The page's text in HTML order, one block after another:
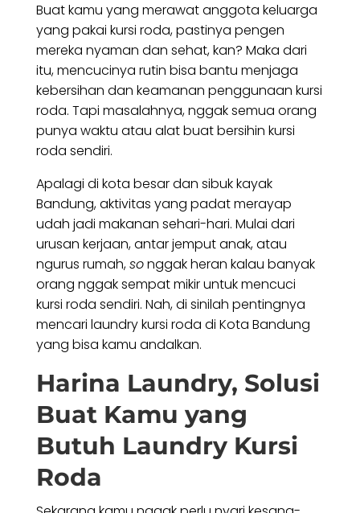
Buat kamu yang merawat anggota keluarga
yang pakai kursi roda, pastinya pengen
mereka nyaman dan sehat, kan? Maka dari
itu, mencucinya rutin bisa bantu menjaga
kebersihan dan keamanan penggunaan kursi
roda. Tapi masalahnya, nggak semua orang
punya waktu atau alat buat bersihin kursi
roda sendiri.
Apalagi di kota besar dan sibuk kayak
Bandung, aktivitas yang padat merayap
udah jadi makanan sehari-hari. Mulai dari
urusan kerjaan, antar jemput anak, atau
ngurus rumah,songgak heran kalau banyak
orang nggak sempat mikir untuk mencuci
kursi roda sendiri. Nah, di sinilah pentingnya
mencari laundry kursi roda di Kota Bandung
yang bisa kamu andalkan.
Harina Laundry, Solusi
Buat Kamu yang
Butuh Laundry Kursi
Roda